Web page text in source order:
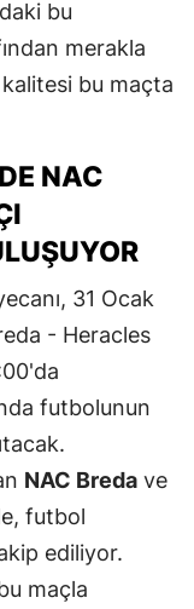
bu
merakla
bu maçta
NAC
31 Ocak
- Heracles
futbolunun
NAC Breda ve
futbol
ediliyor.
maçla